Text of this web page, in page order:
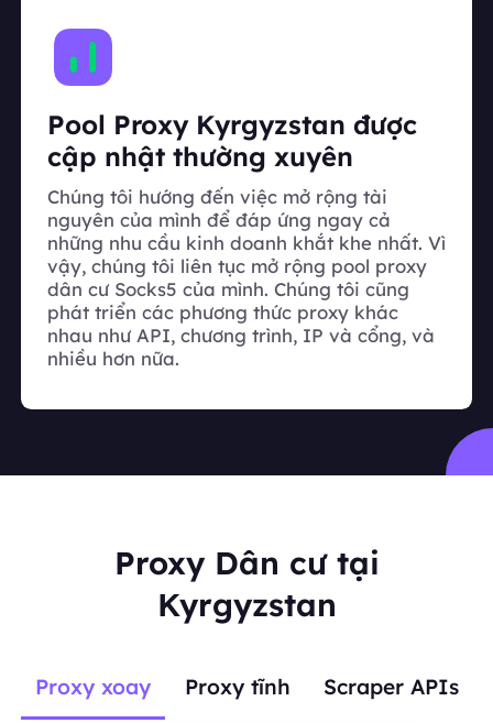
Pool Proxy Kyrgyzstan được
cập nhật thường xuyên
Chúng tôi hướng đến việc mở rộng tài
nguyên của mình để đáp ứng ngay cả
những nhu cầu kinh doanh khắt khe nhất. Vì
vậy, chúng tôi liên tục mở rộng pool proxy
dân cư Socks5 của mình. Chúng tôi cũng
phát triển các phương thức proxy khác
nhau như API, chương trình, IP và cổng, và
nhiều hơn nữa.
Proxy Dân cư tại
Kyrgyzstan
Proxy xoay Proxy tĩnh Scraper APIs